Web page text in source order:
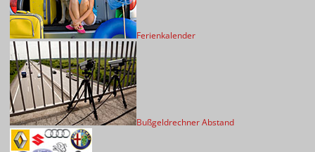
Ferienkalender
Bußgeldrechner Abstand